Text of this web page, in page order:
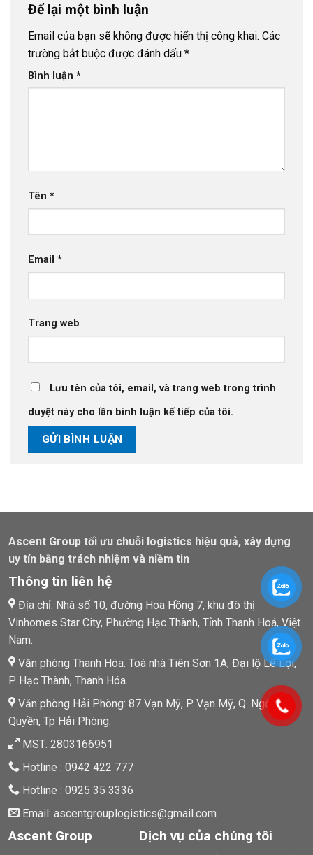
Để lại một bình luận
Email của bạn sẽ không được hiển thị công khai. Các
trường bắt buộc được đánh dấu *
Bình luận *
Tên *
Email *
Trang web
Lưu tên của tôi, email, và trang web trong trình
duyệt này cho lần bình luận kế tiếp của tôi.
Ascent Group tối ưu chuỗi logistics hiệu quả, xây dựng
uy tín bằng trách nhiệm và niềm tin
Thông tin liên hệ
Địa chỉ: Nhà số 10, đường Hoa Hồng 7, khu đô thị
Vinhomes Star City, Phường Hạc Thành, Tỉnh Thanh Hoá, Việt
Nam.
Văn phòng Thanh Hóa: Toà nhà Tiên Sơn 1A, Đại lộ Lê Lợi,
P. Hạc Thành, Thanh Hóa.
Văn phòng Hải Phòng: 87 Vạn Mỹ, P. Vạn Mỹ, Q. Ngô
Quyền, Tp Hải Phòng.
MST: 2803166951
Hotline : 0942 422 777
Hotline : 0925 35 3336
Email: ascentgrouplogistics@gmail.com
Ascent Group Dịch vụ của chúng tôi